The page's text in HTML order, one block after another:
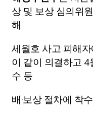
상 및 보상 심의위
해
세월호 사고 피해
이 같이 의결하고
수 등
배·보상 절차에 착